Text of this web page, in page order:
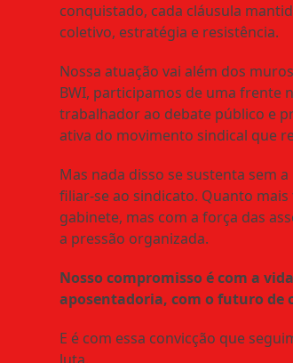
conquistado, cada cláusula
coletivo, estratégia e resistência.
Nossa atuação vai além dos
BWI, participamos de uma frente
trabalhador ao debate público e
ativa do movimento sindical que
Mas nada disso se sustenta sem
filiar-se ao sindicato. Quanto
gabinete, mas com a força das
a pressão organizada.
Nosso compromisso é com a
aposentadoria, com o futuro
E é com essa convicção que